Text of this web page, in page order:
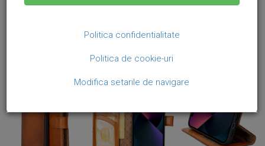
Politica confidentialitate
Politica de cookie-uri
Modifica setarile de navigare